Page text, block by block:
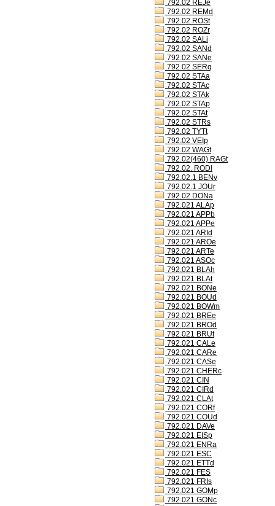
792.02 REJe
792.02 REMd
792.02 ROSt
792.02 ROZr
792.02 SALi
792.02 SANd
792.02 SANe
792.02 SERq
792.02 STAa
792.02 STAc
792.02 STAk
792.02 STAp
792.02 STAt
792.02 STRs
792.02 TYTt
792.02 VEIp
792.02 WAGt
792.02(460) RAGt
792.02. RODl
792.02.1 BENv
792.02.1 JOUr
792.02.DONa
792.021 ALAp
792.021 APPb
792.021 APPe
792.021 ARId
792.021 AROe
792.021 ARTe
792.021 ASOc
792.021 BLAh
792.021 BLAt
792.021 BONe
792.021 BOUd
792.021 BOWm
792.021 BREe
792.021 BROd
792.021 BRUt
792.021 CALe
792.021 CARe
792.021 CASe
792.021 CHERc
792.021 CIN
792.021 CIRd
792.021 CLAt
792.021 CORf
792.021 COUd
792.021 DAVe
792.021 EISp
792.021 ENRa
792.021 ESC
792.021 ETTd
792.021 FES
792.021 FRIs
792.021 GOMp
792.021 GONc